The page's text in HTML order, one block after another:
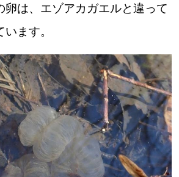
生き方に触れたい】
につけたい】
い】 札幌市
を見つけたい】
卵は、エゾアカガエルと違って
ます。